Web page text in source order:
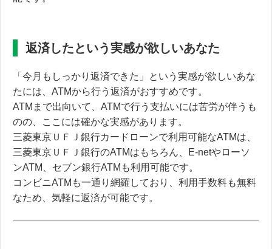
返済したという実感が欲しいあなた
「今月もしっかり返済できた」
という実感が欲しいあな
たには、ATMから行う返済がおすすめです。
ATMまで出向いて、ATMで行う支払いには苦労が伴うも
のの、ここには確かな実感があります。
三菱東京ＵＦＪ銀行カードローンで利用可能なATMは、
三菱東京ＵＦＪ銀行のATMはもちろん、E-netやローソ
ンATM、セブン銀行ATMも利用可能です。
コンビニATMも一通り網羅しており、利用手数料も無料
なため、気軽に返済が可能です。